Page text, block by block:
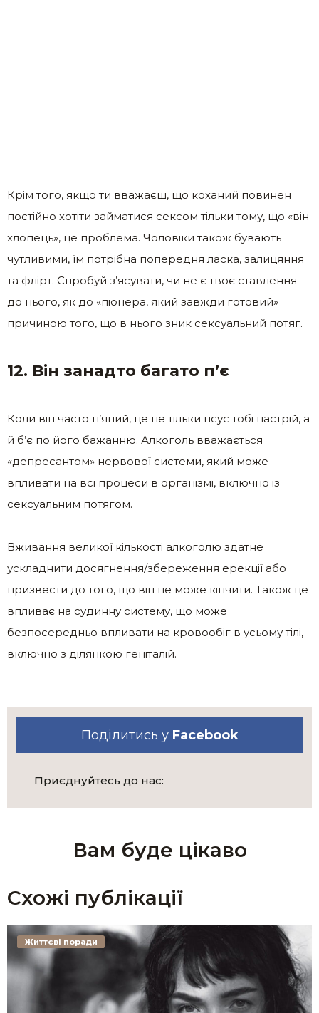
Крім того, якщо ти вважаєш, що коханий повинен
постійно хотіти займатися сексом тільки тому, що «він
хлопець», це проблема. Чоловіки також бувають
чутливими, їм потрібна попередня ласка, залицяння
та флірт. Спробуй з’ясувати, чи не є твоє ставлення
до нього, як до «піонера, який завжди готовий»
причиною того, що в нього зник сексуальний потяг.
12. Він занадто багато п’є
Коли він часто п’яний, це не тільки псує тобі настрій, а
й б’є по його бажанню. Алкоголь вважається
«депресантом» нервової системи, який може
впливати на всі процеси в організмі, включно із
сексуальним потягом.
Вживання великої кількості алкоголю здатне
ускладнити досягнення/збереження ерекції або
призвести до того, що він не може кінчити. Також це
впливає на судинну систему, що може
безпосередньо впливати на кровообіг в усьому тілі,
включно з ділянкою геніталій.
Поділитись у Facebook
Приєднуйтесь до нас:
Вам буде цікаво
Схожі публікації
Життєві поради